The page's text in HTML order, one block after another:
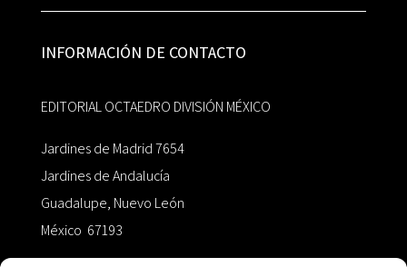
INFORMACIÓN DE CONTACTO
EDITORIAL OCTAEDRO DIVISIÓN MÉXICO
Jardines de Madrid 7654
Jardines de Andalucía
Guadalupe, Nuevo León
México 67193